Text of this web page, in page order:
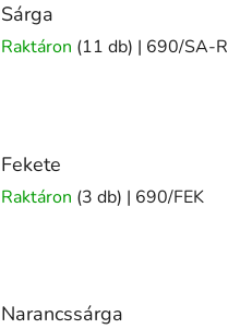
Sárga
Raktáron (11 db) | 690/SA-R
Fekete
Raktáron (3 db) | 690/FEK
Narancssárga